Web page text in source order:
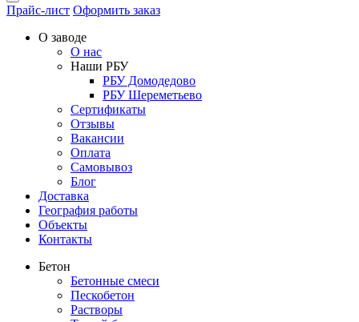
Прайс-лист Оформить заказ
О заводе
О нас
Наши РБУ
РБУ Домодедово
РБУ Шереметьево
Сертификаты
Отзывы
Вакансии
Оплата
Самовывоз
Блог
Доставка
География работы
Объекты
Контакты
Бетон
Бетонные смеси
Пескобетон
Растворы